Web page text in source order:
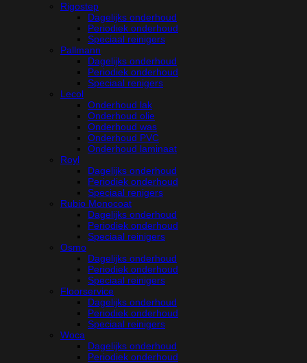
Rigostep
Dagelijks onderhoud
Periodiek onderhoud
Speciaal reinigers
Pallmann
Dagelijks onderhoud
Periodiek onderhoud
Speciaal renigers
Lecol
Onderhoud lak
Onderhoud olie
Onderhoud was
Onderhoud PVC
Onderhoud laminaat
Royl
Dagelijks onderhoud
Periodiek onderhoud
Speciaal renigers
Rubio Monocoat
Dagelijks onderhoud
Periodiek onderhoud
Speciaal reinigers
Osmo
Dagelijks onderhoud
Periodiek onderhoud
Speciaal reinigers
Floorservice
Dagelijks onderhoud
Periodiek onderhoud
Speciaal reinigers
Woca
Dagelijks onderhoud
Periodiek onderhoud